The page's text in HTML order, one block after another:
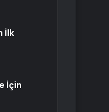
İlk
İçin